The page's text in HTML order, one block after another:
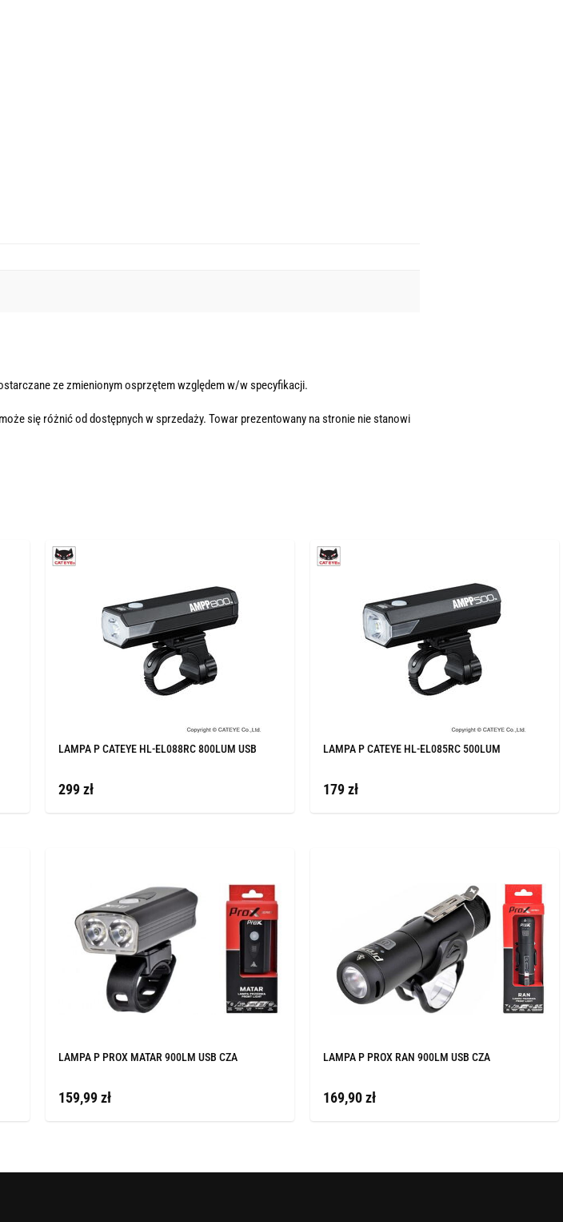
ze zmienionym osprzętem względem w/w specyfikacji.
się różnić od dostępnych w sprzedaży. Towar prezentowany na stronie nie stanowi
LAMPA P CATEYE HL-EL088RC 800LUM USB
299 zł
LAMPA P CATEYE HL-EL085RC 500LUM
179 zł
LAMPA P PROX MATAR 900LM USB CZA
159,99 zł
LAMPA P PROX RAN 900LM USB CZA
169,90 zł